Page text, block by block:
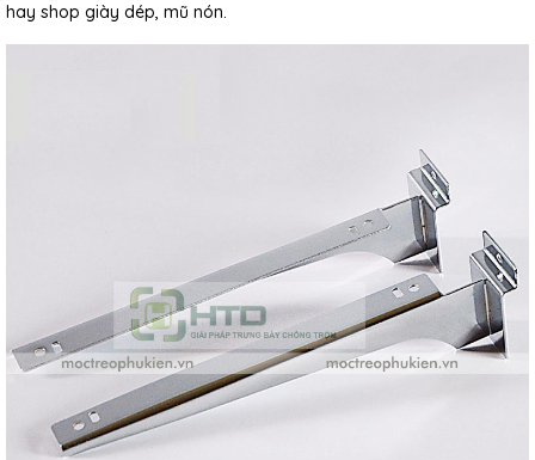
hay shop giày dép, mũ nón.